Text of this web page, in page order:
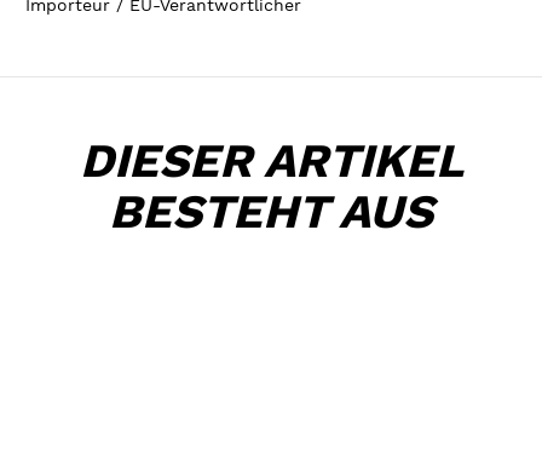
Importeur / EU-Verantwortlicher
DIESER ARTIKEL
BESTEHT AUS